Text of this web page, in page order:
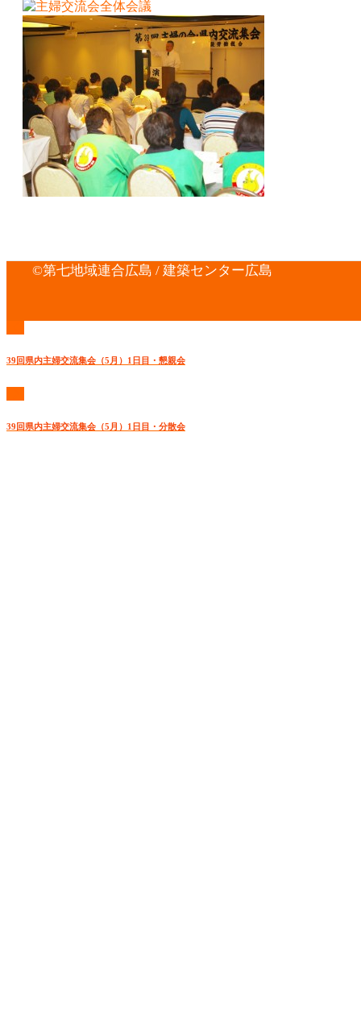
©第七地域連合広島 / 建築センター広島
39回県内主婦交流集会（5月）1日目・懇親会
39回県内主婦交流集会（5月）1日目・分散会